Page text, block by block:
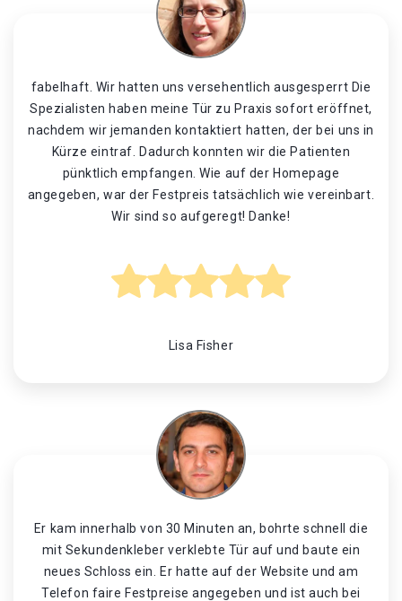
fabelhaft. Wir hatten uns versehentlich ausgesperrt Die
Spezialisten haben meine Tür zu Praxis sofort eröffnet,
nachdem wir jemanden kontaktiert hatten, der bei uns in
Kürze eintraf. Dadurch konnten wir die Patienten
pünktlich empfangen. Wie auf der Homepage
angegeben, war der Festpreis tatsächlich wie vereinbart.
Wir sind so aufgeregt! Danke!
Lisa Fisher
Er kam innerhalb von 30 Minuten an, bohrte schnell die
mit Sekundenkleber verklebte Tür auf und baute ein
neues Schloss ein. Er hatte auf der Website und am
Telefon faire Festpreise angegeben und ist auch bei